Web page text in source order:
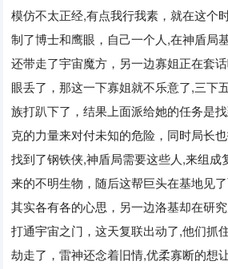
模仿不太正经,有点我行我素，就在这个
制了博士和鹰眼，自己一个人,在神盾局
还带走了宇宙魔方，另一边寡姐正在套
眼丢了，那这一下寡姐就不乐意了,三下
族打趴下了，结果上面派给她的任务是
克的力量来对付未知的危险，同时局长
找到了钢铁侠,神盾局需要这些人,来组成
来的不明生物，随后这帮巨头在基地见
其实各有各的心思，另一边洛基却在研
打通宇宙之门，这天复联出动了,他们抓
劫走了，雷神还念着旧情,优柔寡断的想